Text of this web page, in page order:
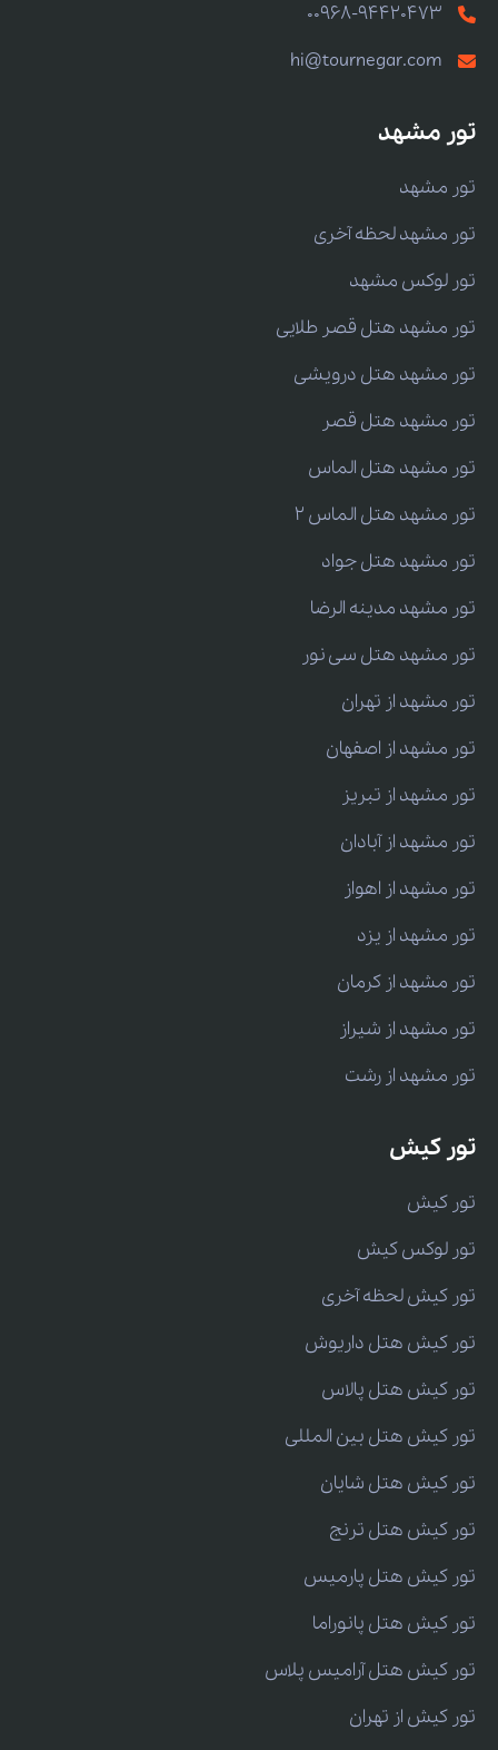
00968-94420473
hi@tournegar.com
تور مشهد
تور مشهد
تور مشهد لحظه آخری
تور لوکس مشهد
تور مشهد هتل قصر طلایی
تور مشهد هتل درویشی
تور مشهد هتل قصر
تور مشهد هتل الماس
تور مشهد هتل الماس 2
تور مشهد هتل جواد
تور مشهد مدینه الرضا
تور مشهد هتل سی نور
تور مشهد از تهران
تور مشهد از اصفهان
تور مشهد از تبریز
تور مشهد از آبادان
تور مشهد از اهواز
تور مشهد از یزد
تور مشهد از کرمان
تور مشهد از شیراز
تور مشهد از رشت
تور کیش
تور کیش
تور لوکس کیش
تور کیش لحظه آخری
تور کیش هتل داریوش
تور کیش هتل پالاس
تور کیش هتل بین المللی
تور کیش هتل شایان
تور کیش هتل ترنج
تور کیش هتل پارمیس
تور کیش هتل پانوراما
تور کیش هتل آرامیس پلاس
تور کیش از تهران